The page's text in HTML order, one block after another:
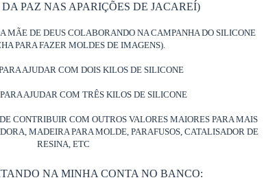
PAZ NAS APARIÇÕES DE JACAREÍ)
MÃE DE DEUS COLABORANDO NA CAMPANHA DO SILICONE
PARA FAZER MOLDES DE IMAGENS).
AJUDAR COM DOIS KILOS DE SILICONE
AJUDAR COM TRÊS KILOS DE SILICONE
CONTRIBUIR COM OUTROS VALORES MAIORES PARA MAIS
MADEIRA PARA MOLDE, PARAFUSOS, CATALISADOR DE
RESINA, ETC
NA MINHA CONTA NO BANCO: